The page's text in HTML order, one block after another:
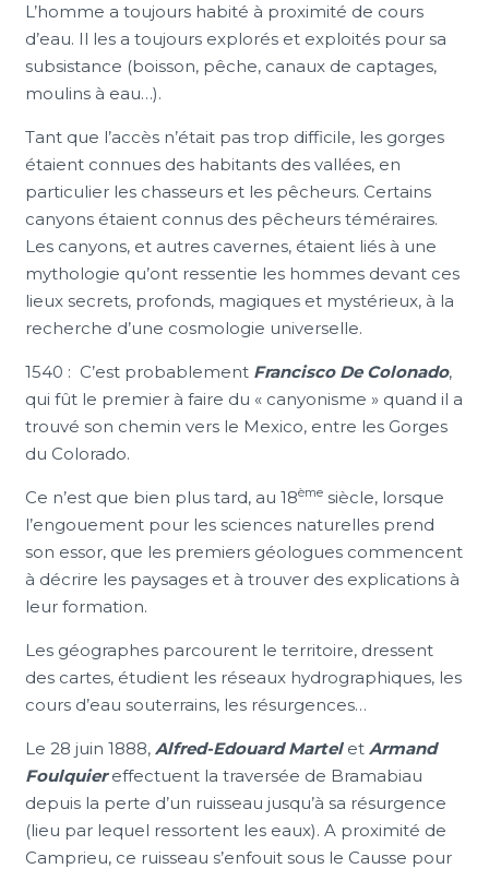
L’homme a toujours habité à proximité de cours
d’eau. Il les a toujours explorés et exploités pour sa
subsistance (boisson, pêche, canaux de captages,
moulins à eau…).
Tant que l’accès n’était pas trop difficile, les gorges
étaient connues des habitants des vallées, en
particulier les chasseurs et les pêcheurs. Certains
canyons étaient connus des pêcheurs téméraires.
Les canyons, et autres cavernes, étaient liés à une
mythologie qu’ont ressentie les hommes devant ces
lieux secrets, profonds, magiques et mystérieux, à la
recherche d’une cosmologie universelle.
1540 : C’est probablement Francisco De Colonado,
qui fût le premier à faire du « canyonisme » quand il a
trouvé son chemin vers le Mexico, entre les Gorges
du Colorado.
Ce n’est que bien plus tard, au 18èmesiècle, lorsque
l’engouement pour les sciences naturelles prend
son essor, que les premiers géologues commencent
à décrire les paysages et à trouver des explications à
leur formation.
Les géographes parcourent le territoire, dressent
des cartes, étudient les réseaux hydrographiques, les
cours d’eau souterrains, les résurgences…
Le 28 juin 1888, Alfred-Edouard Martelet Armand
Foulquiereffectuent la traversée de Bramabiau
depuis la perte d’un ruisseau jusqu’à sa résurgence
(lieu par lequel ressortent les eaux). A proximité de
Camprieu, ce ruisseau s’enfouit sous le Causse pour